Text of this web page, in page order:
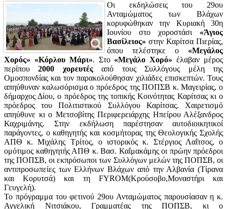
Οι εκδηλώσεις του 29ου
Ανταμώματος των Βλάχων
κορυφώθηκαν την Κυριακή 30η
Ιουνίου στο χοροστάσι «Άγιος
Βασίλειος» στην Καρίτσα Πιερίας,
όπου τελέστηκε ο «Μεγάλος
Χορός» «Κόρλου Μάρι». Στο «Μεγάλο Χορό» έλαβαν μέρος
περίπου2000 χορευτέςαπό τους Συλλόγους μέλη της
Ομοσπονδίας και τον παρακολούθησαν χιλιάδες επισκεπτών. Τους
απηύθυναν καλωσόρισμα ο πρόεδρος της ΠΟΠΣΒ κ. Μαγειρίας, ο
δήμαρχος Δίου, ο πρόεδρος της τοπικής Κοινότητας Καρίτσας κι ο
πρόεδρος του Πολιτιστικού Συλλόγου Καρίτσας. Χαιρετισμό
απηύθυνε κι ο Μετσοβίτης Περιφερειάρχης Ηπείρου Αλέξανδρος
Καχριμάνης. Στην εκδήλωση παρέστησαν αυτοδιοικητικοί
παράγοντες, ο καθηγητής και κοσμήτορας της Θεολογικής Σχολής
ΑΠΘ κ. Μιχάλης Τρίτος, ο ιστορικός κ. Στέργιος Λαΐτσος, ο
ομότιμος καθηγητής ΑΠΘ κ. Βασ. Καΐμακάμης οι πρώην πρόεδροι
της ΠΟΠΣΒ, οι εκπρόσωποι των Συλλόγων μελών της ΠΟΠΣΒ, οι
αντιπροσωπείες των Ελλήνων Βλάχων από την Αλβανία (Τίρανα
και Κορυτσά) και τη FYROM(Κρούσοβο,Μοναστήρι και
Γευγελή).
Το πρόγραμμα του φετινού 29ου Ανταμώματος παρουσίασαν η κ.
Αγγελική Νιτσιάκου, Γραμματέας της ΠΟΠΣΒ, κι ο